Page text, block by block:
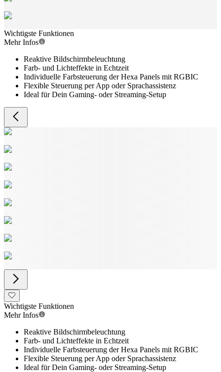
Wichtigste Funktionen
Mehr Infos
Reaktive Bildschirmbeleuchtung
Farb- und Lichteffekte in Echtzeit
Individuelle Farbsteuerung der Hexa Panels mit RGBIC
Flexible Steuerung per App oder Sprachassistenz
Ideal für Dein Gaming- oder Streaming-Setup
Wichtigste Funktionen
Mehr Infos
Reaktive Bildschirmbeleuchtung
Farb- und Lichteffekte in Echtzeit
Individuelle Farbsteuerung der Hexa Panels mit RGBIC
Flexible Steuerung per App oder Sprachassistenz
Ideal für Dein Gaming- oder Streaming-Setup